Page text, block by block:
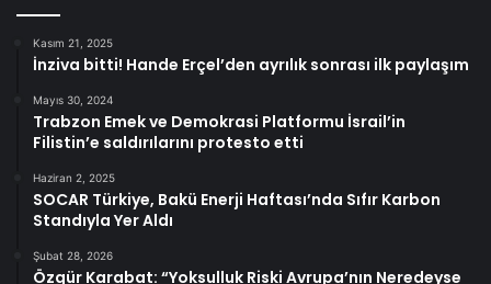
Kasım 21, 2025
İnziva bitti! Hande Erçel’den ayrılık sonrası ilk paylaşım
Mayıs 30, 2024
Trabzon Emek ve Demokrasi Platformu İsrail’in
Filistin’e saldırılarını protesto etti
Haziran 2, 2025
SOCAR Türkiye, Bakü Enerji Haftası’nda Sıfır Karbon
Standıyla Yer Aldı
Şubat 28, 2026
Özgür Karabat: “Yoksulluk Riski Avrupa’nın Neredeyse